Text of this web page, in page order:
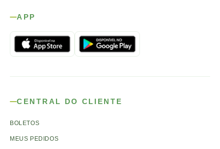
APP
CENTRAL DO CLIENTE
BOLETOS
MEUS PEDIDOS